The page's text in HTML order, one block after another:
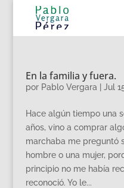
En la familia y fuera.
por Pablo Vergara Jul
Hace algún tiempo una
años, vino a comprar
marchaba me preguntó
hombre o una mujer,
principio no me había
reconoció. Yo le...